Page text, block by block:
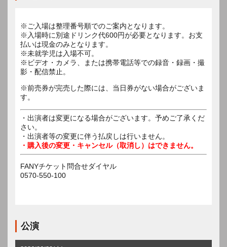
※ご入場は整理番号順でのご案内となります。
※入場時に別途ドリンク代600円が必要となります。お支
払いは現金のみとなります。
※未就学児は入場不可。
※ビデオ・カメラ、または携帯電話等での録音・録画・撮
影・配信禁止。
※前売券が完売した際には、当日券がない場合がございま
す。
・出演者は変更になる場合がございます。予めご了承くだ
さい。
・出演者等の変更に伴う払戻しは行いません。
・購入後の変更・キャンセル（取消し）はできません。
FANYチケット問合せダイヤル
0570-550-100
公演